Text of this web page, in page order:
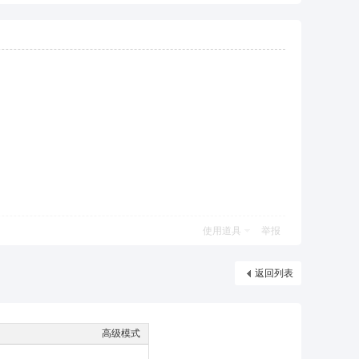
使用道具 举报
返回列表
高级模式